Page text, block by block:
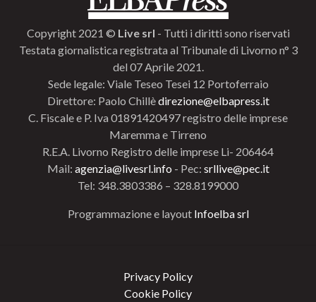
Copyright 2021 © Live srl - Tutti i diritti sono riservati
Testata giornalistica registrata al Tribunale di Livorno n° 3
del 07 Aprile 2021.
Sede legale: Viale Teseo Tesei 12 Portoferraio
Direttore: Paolo Chillèdirezione@elbapress.it
C. Fiscale e P. Iva 01891420497 registro delle imprese
Maremma e Tirreno
R.E.A. Livorno Registro delle imprese Li- 206464
Mail: agenzia@livesrl.info - Pec: srllive@pec.it
Tel: 348.3803386 – 328.8199000
Programmazione e layout Infoelba srl
Privacy Policy
Cookie Policy